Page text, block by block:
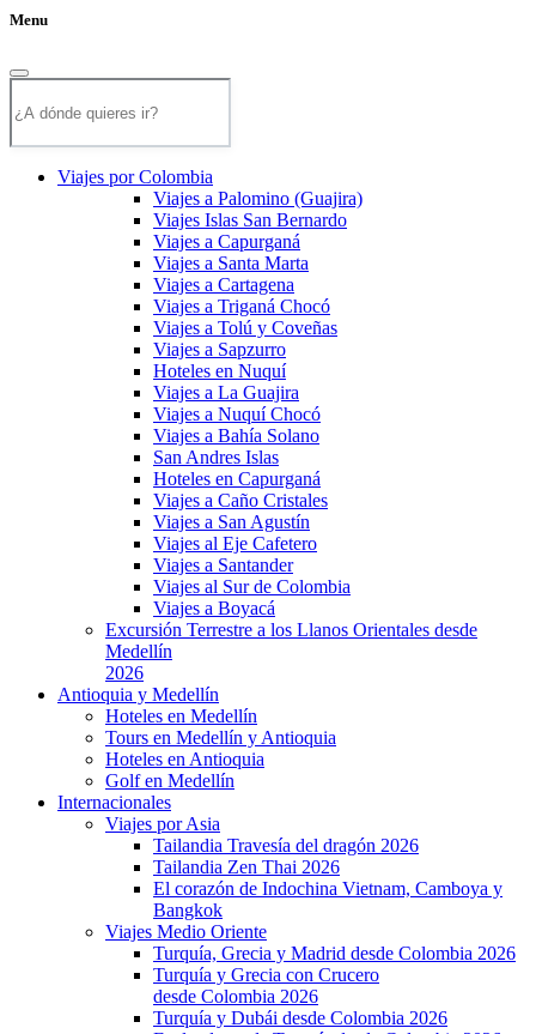
Menu
Viajes por Colombia
Viajes a Palomino (Guajira)
Viajes Islas San Bernardo
Viajes a Capurganá
Viajes a Santa Marta
Viajes a Cartagena
Viajes a Triganá Chocó
Viajes a Tolú y Coveñas
Viajes a Sapzurro
Hoteles en Nuquí
Viajes a La Guajira
Viajes a Nuquí Chocó
Viajes a Bahía Solano
San Andres Islas
Hoteles en Capurganá
Viajes a Caño Cristales
Viajes a San Agustín
Viajes al Eje Cafetero
Viajes a Santander
Viajes al Sur de Colombia
Viajes a Boyacá
Excursión Terrestre a los Llanos Orientales desde
Medellín
2026
Antioquia y Medellín
Hoteles en Medellín
Tours en Medellín y Antioquia
Hoteles en Antioquia
Golf en Medellín
Internacionales
Viajes por Asia
Tailandia Travesía del dragón 2026
Tailandia Zen Thai 2026
El corazón de Indochina Vietnam, Camboya y
Bangkok
Viajes Medio Oriente
Turquía, Grecia y Madrid desde Colombia 2026
Turquía y Grecia con Crucero
desde Colombia 2026
Turquía y Dubái desde Colombia 2026